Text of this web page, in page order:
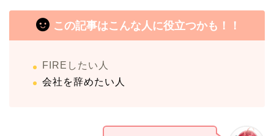
この記事はこんな人に役立つかも！！
FIREしたい人
会社を辞めたい人